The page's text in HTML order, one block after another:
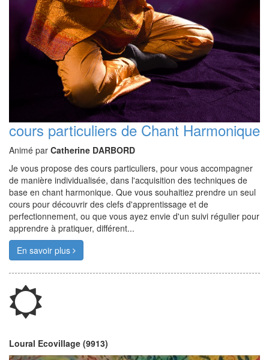
cours particuliers de Chant Harmonique
Animé par Catherine DARBORD
Je vous propose des cours particuliers, pour vous accompagner
de manière individualisée, dans l'acquisition des techniques de
base en chant harmonique. Que vous souhaitiez prendre un seul
cours pour découvrir des clefs d'apprentissage et de
perfectionnement, ou que vous ayez envie d'un suivi régulier pour
apprendre à pratiquer, différent...
En savoir plus
Loural Ecovillage (9913)